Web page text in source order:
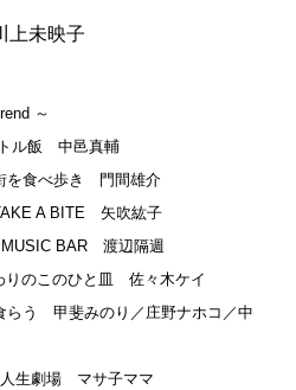
上未映子
～
ル飯 中邑真輔
を食べ歩き 門間雄介
A BITE 矢吹紘子
MUSIC BAR 渡辺隔週
りのこのひと皿 佐々木ケイ
らう 甲斐みのり／庄野ナホコ／中
生劇場 マサ子ママ